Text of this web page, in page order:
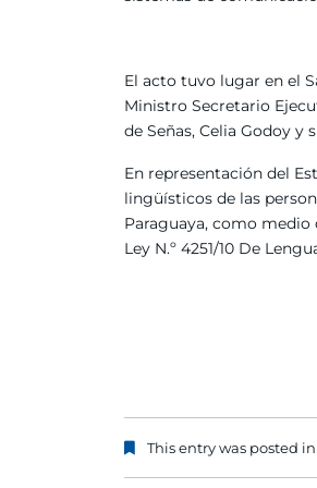
El acto tuvo lugar en el
Ministro Secretario
de Señas, Celia Godoy y
En representación del
lingüísticos de las
Paraguaya, como
Ley N.º 4251/10 De
This entry was posted in